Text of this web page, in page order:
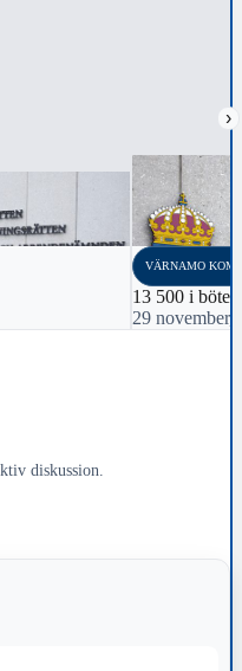
›
VÄRNAMO
13 500 i
29 november,
diskussion.